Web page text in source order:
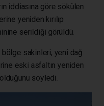
iddiasına göre sökülen
yeniden kırılıp
serildiği görüldü.
bölge sakinleri, yeni dağ
eski asfaltın yeniden
söyledi.